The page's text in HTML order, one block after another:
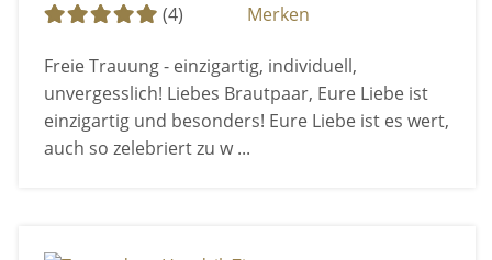
(4)
Merken
Freie Trauung - einzigartig, individuell,
unvergesslich! Liebes Brautpaar, Eure Liebe ist
einzigartig und besonders! Eure Liebe ist es wert,
auch so zelebriert zu w ...